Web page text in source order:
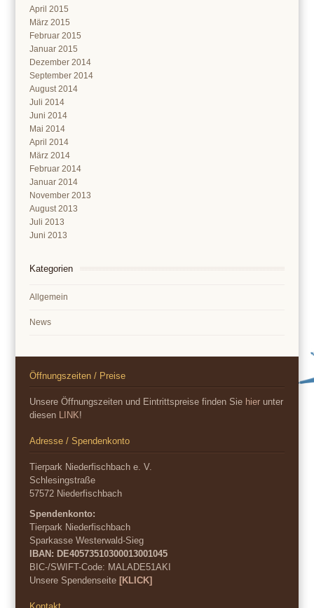
April 2015
März 2015
Februar 2015
Januar 2015
Dezember 2014
September 2014
August 2014
Juli 2014
Juni 2014
Mai 2014
April 2014
März 2014
Februar 2014
Januar 2014
November 2013
August 2013
Juli 2013
Juni 2013
Kategorien
Allgemein
News
Öffnungszeiten / Preise
Unsere Öffnungszeiten und Eintrittspreise finden Sie hier unter
diesen LINK!
Adresse / Spendenkonto
Tierpark Niederfischbach e. V.
Schlesingstraße
57572 Niederfischbach
Spendenkonto:
Tierpark Niederfischbach
Sparkasse Westerwald-Sieg
IBAN: DE40573510300013001045
BIC-/SWIFT-Code: MALADE51AKI
Unsere Spendenseite[KLICK]